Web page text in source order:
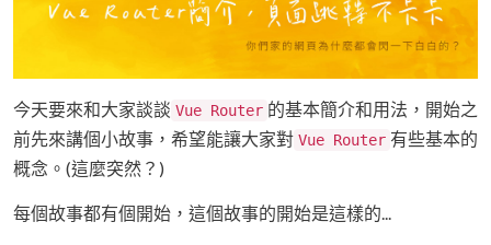
今天要來和大家談談 Vue Router 的基本簡介和用法，開始之
前先來講個小故事，希望能讓大家對 Vue Router 有些基本的
概念。(這麼突然？)
每個故事都有個開始，這個故事的開始是這樣的...